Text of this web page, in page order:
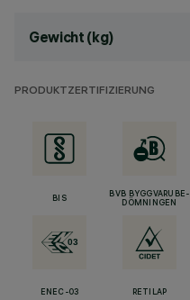
Gewicht (kg)
PRODUKTZERTIFIZIERUNG
BIS
BVB BYGGVARUBE-
DÖMNINGEN
ENEC-03 RETILAP